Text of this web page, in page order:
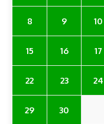
8 9 10
15 16 17
22 23 24
29 30